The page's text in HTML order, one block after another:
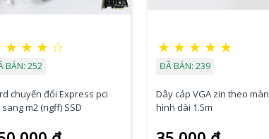
★ ★ ★ ☆
BÁN: 252
chuyển đổi Express pci
sang m2 (ngff) SSD
★ ★ ★ ★ ★
ĐÃ BÁN: 239
Dây cáp VGA zin theo màn
hình dài 1.5m